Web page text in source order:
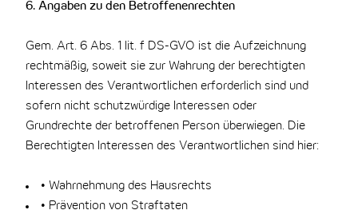
6. Angaben zu den Betroffenenrechten
Gem. Art. 6 Abs. 1 lit. f DS-GVO ist die Aufzeichnung
rechtmäßig, soweit sie zur Wahrung der berechtigten
Interessen des Verantwortlichen erforderlich sind und
sofern nicht schutzwürdige Interessen oder
Grundrechte der betroffenen Person überwiegen. Die
Berechtigten Interessen des Verantwortlichen sind hier:
• Wahrnehmung des Hausrechts
• Prävention von Straftaten